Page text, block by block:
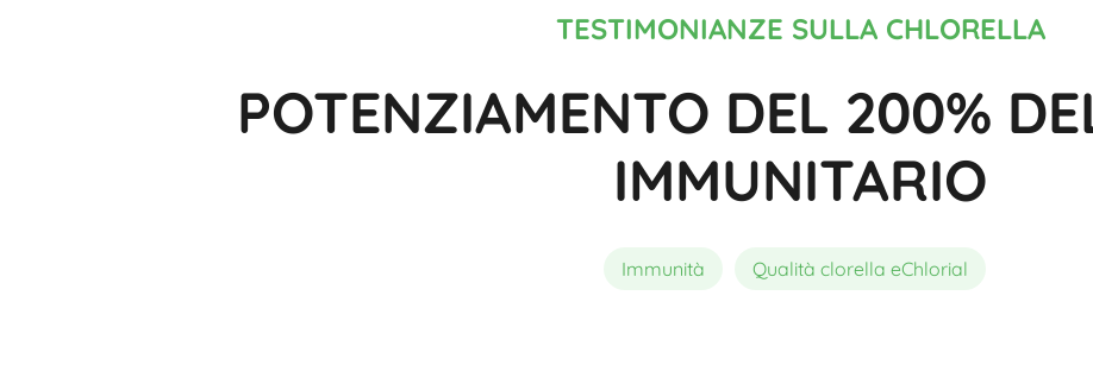
TESTIMONIANZE SULLA CHLORELLA
POTENZIAMENTO DEL 200%
IMMUNITARIO
Immunità Qualità clorella eChlorial